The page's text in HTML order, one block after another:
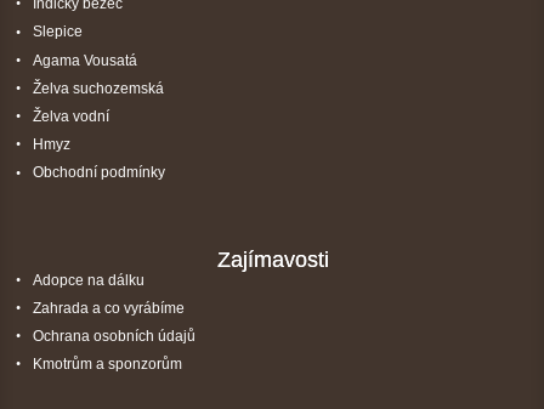
Indický běžec
Slepice
Agama Vousatá
Želva suchozemská
Želva vodní
Hmyz
Obchodní podmínky
Zajímavosti
Adopce na dálku
Zahrada a co vyrábíme
Ochrana osobních údajů
Kmotrům a sponzorům